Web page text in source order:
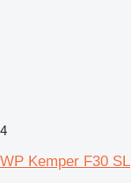
4
WP Kemper F30 SL